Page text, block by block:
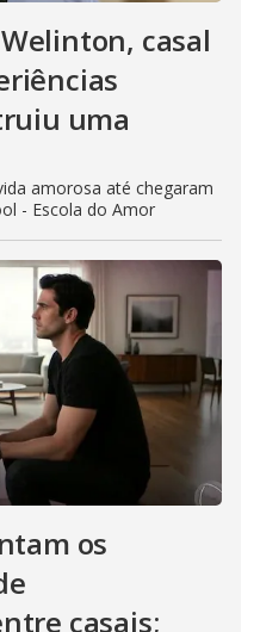
casal
uma
amorosa até chegaram
- Escola do Amor
os
casais;